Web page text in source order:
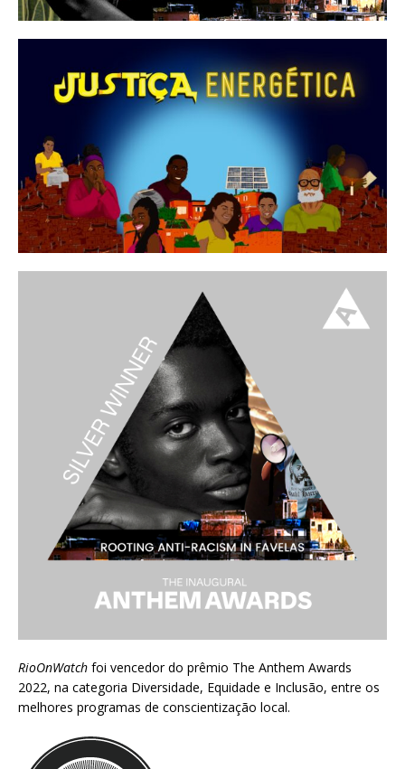
RioOnWatch foi vencedor do prêmio The Anthem Awards
2022, na categoria Diversidade, Equidade e Inclusão, entre os
melhores programas de conscientização local.